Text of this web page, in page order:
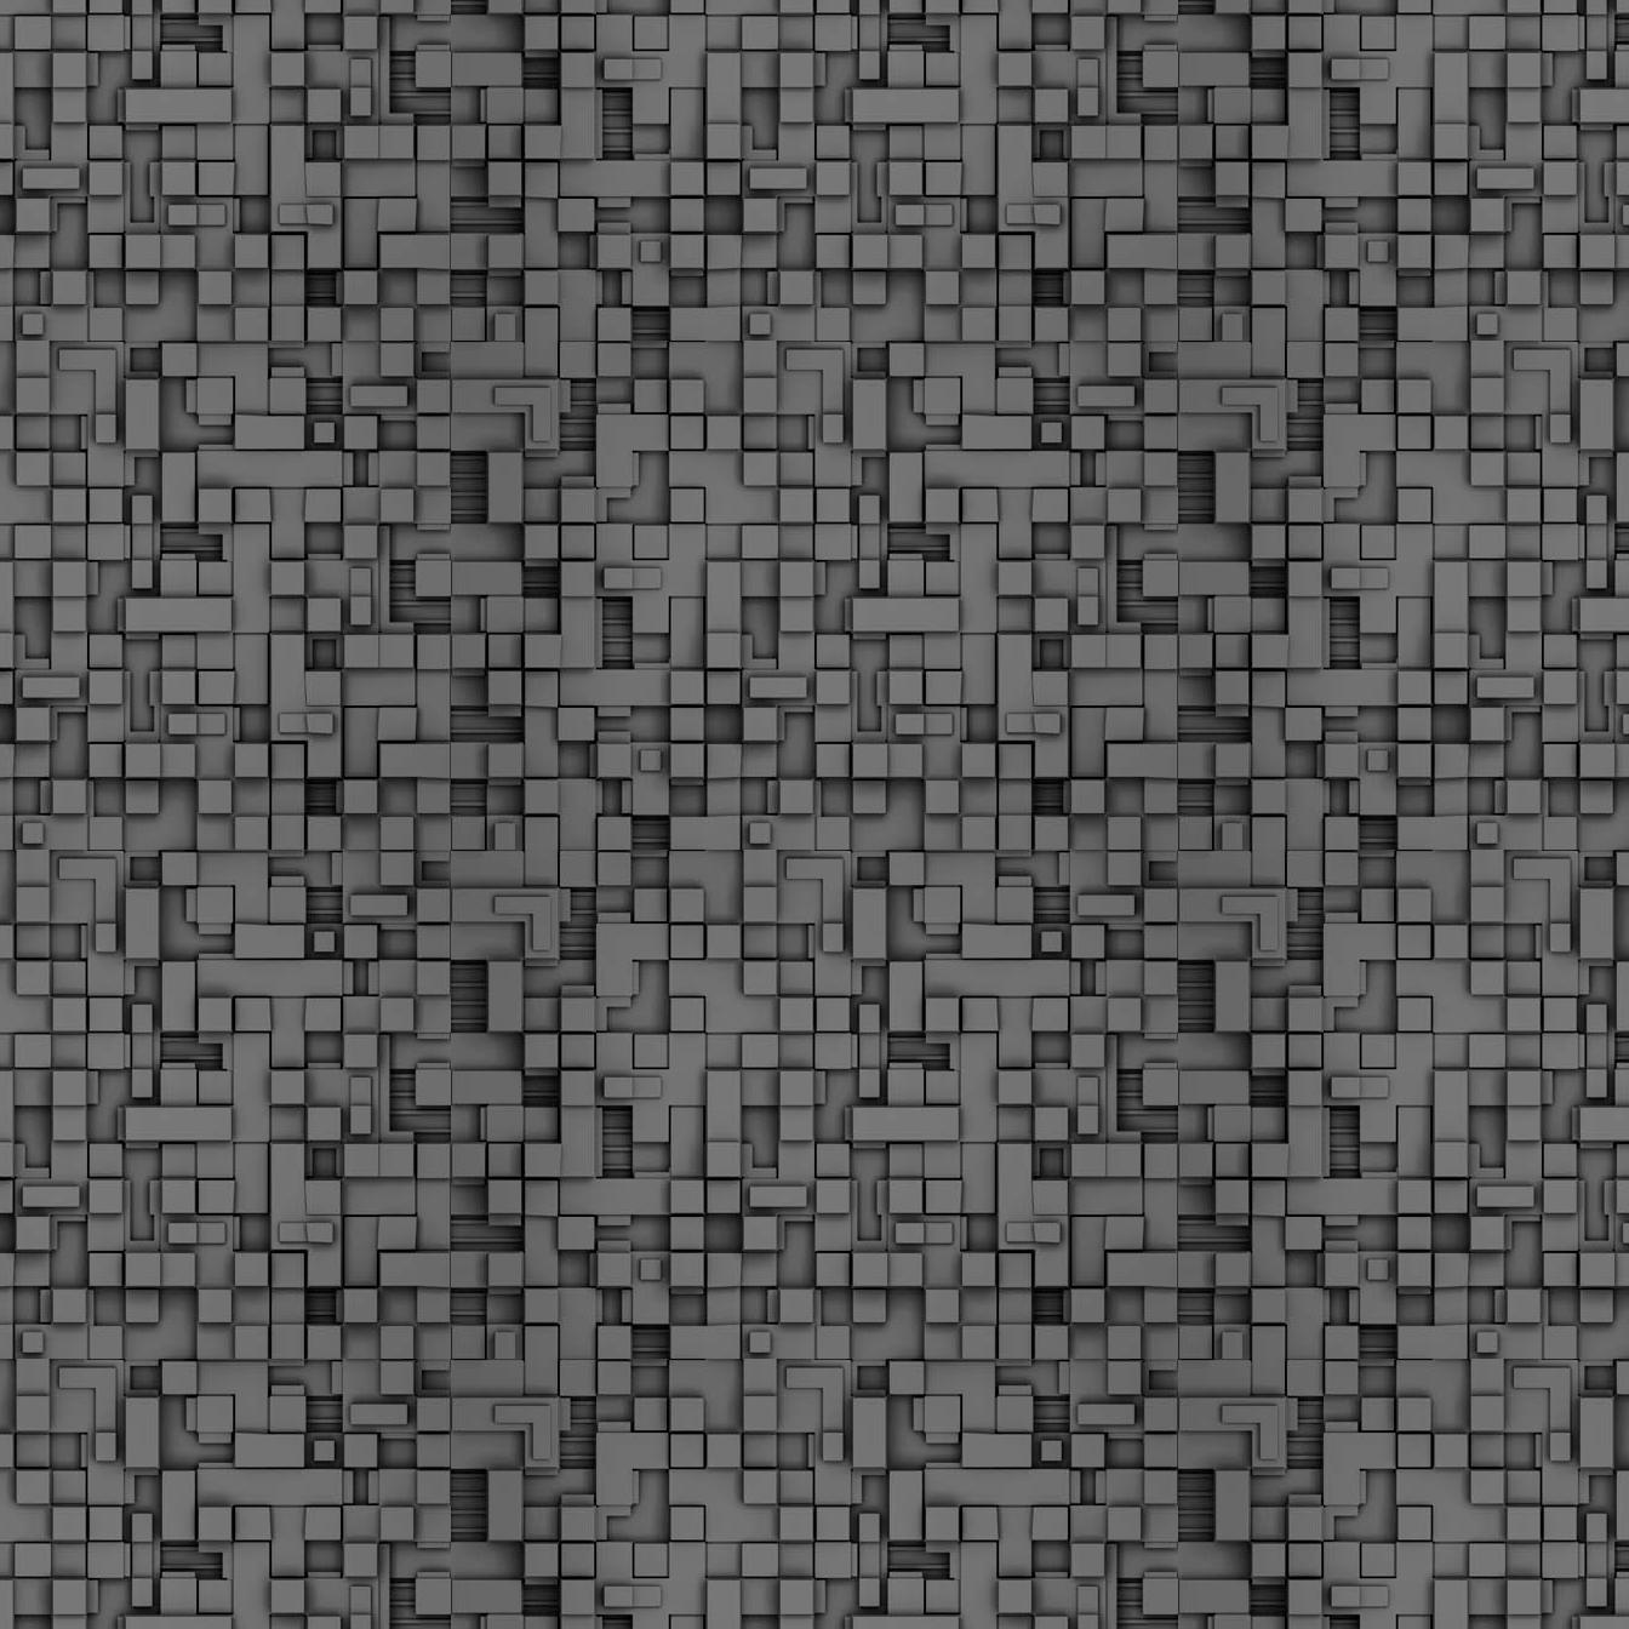
σε δήμους της χώρας. Το Dimastin, αναζητεί σχετικό
φωτογραφικό υλικό στο διαδίκτυο και σας το παρουσιάζει σε
αυτή την ανάρτηση. Επίσης, σας καλούμε, αν διαπιστώσετε ότι
μας έχουν "ξεφύγει" ορκωμοσίες, μπορείτε να στέλνετε το
φωτογραφικό τους υλικό στο dimasthes@gmail.gr ώστε να το
δημοσιεύουμε εδώ, άμεσα.
MAR
Θεσσαλονίκη: Ορκίστηκαν οι 75 νέοι δημοτικοί
αστυνομικοί – Τι τους ζήτησε ο Αγγελούδης
Ενισχύεται το έργο της δημοτικής αστυνομίας στο δήμο
Θεσσαλονίκης καθώς το πρωί της Τετάρτης 18 Μαρτίου
ορκίστηκαν οι 75 νέοι δημοτικοί αστυνομικοί.
«Με αυτούς, σε λίγους μήνες αποκτά ένα ισχυρό σώμα η
δημοτική αστυνομία. Θα είναι πιο κοντά στον πολίτη. Είχα την
ευκαιρία να είμαι σήμερα στην ορκωμοσία τους.
MAR
Ξεκίνησαν εδώ και μια εβδομάδα οι αφίξεις των
νεοπροσληφθέντων Δημοτικών Αστυνομικών στους
δήμους και οι ορκωμοσίες τους - Πλήρες
Μεγάλες μέρες ζει ο "οργανισμός" της Δημοτικής Αστυνομίας!
Να θυμίσουμε ότι κανονικές προσλήψεις στην Δημοτική
Αστυνομία έχουν να γίνουν από το 2010. Δεκαέξι ολόκληρα
χρόνια! Και βέβαια, ακόμη και με αυτές τις προσλήψεις, δεν
φτάνουμε ούτε τα 2/3 των Δημοτικών Αστυνομικών που
υπηρετούσαν το 2013 προ της κατάργησης της υπηρεσίας με
απόφαση του σημερινού πρωθυπουργού Κυριάκου Μητσοτάκη. Ας
είναι...
2
Δημοτική Αστυνομία Θεσσαλονίκης: Διμηνιαίος
απολογισμός ελέγχων τήρησης νομοθεσίας
Τον απολογισμό των δράσεων ελέγχου για τα ζώα συντροφιάς
κατά το δίμηνο Ιανουαρίου – Φεβρουαρίου 2026 παρουσιάζει η
Δημοτική Αστυνομία Θεσσαλονίκης, με στόχο την προστασία των
ζώων και την ομαλή συμβίωση στην πόλη.
FEB
18
ΣτΕ: Οριστική απόρριψη της επαναφοράς του 13ου
και 14ου μισθού για τους δημοσίους υπαλλήλους
Με την απόφαση αυτή, το ΣτΕ απορρίπτει οριστικά τις
αξιώσεις των δημοσίων υπαλλήλων για επαναφορά των
δώρων, επικυρώνοντας την τρέχουσα κατάσταση παρά τις
αντιδράσεις της ΑΔΕΔΥ
Το ΣτΕ απέρριψε οριστικά την προσφυγή της ΑΔΕΔΥ και ενός
εκπαιδευτικού για την επαναφορά των δώρων Χριστουγέννων,
Πάσχα και θερινής άδειας (13ος και 14ος μισθός) στους
εργαζόμενους του δημόσιου τομέα, κλείνοντας μια μακρά
διαμάχη δεκαετιών που αφορούσε τις μνημονιακές περικοπές.
Γνωστοποίηση έκδοσης οριστικών αποτελεσμάτων –
Παροχή οδηγιών.
► Δείτε/κατεβάστε την πολυαναμενόμενη εγκύκλιο του Υπ.
FEB
1
Με διαρροή 2 μέρες πριν την στάση εργασίας
ενημερώνει το ΣτΕ για την απόρριψη της επαναφοράς